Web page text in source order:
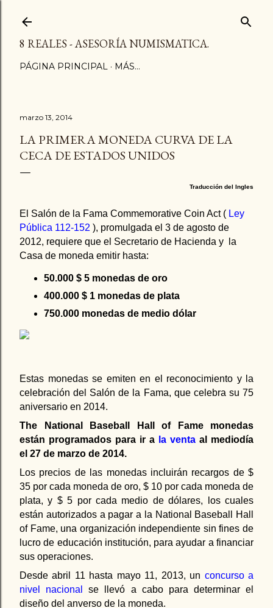
8 REALES - ASESORÍA NUMISMATICA.
PÁGINA PRINCIPAL MÁS…
marzo 13, 2014
LA PRIMERA MONEDA CURVA DE LA
CECA DE ESTADOS UNIDOS
Traducción del Ingles
El Salón de la Fama Commemorative Coin Act ( Ley
Pública 112-152 ), promulgada el 3 de agosto de
2012, requiere que el Secretario de Hacienda y
la
Casa de moneda emitir hasta:
50.000 $ 5 monedas de oro
400.000 $ 1 monedas de plata
750.000 monedas de medio dólar
Estas monedas se emiten en el reconocimiento y la
celebración del Salón de la Fama, que celebra su 75
aniversario en 2014.
The National Baseball Hall of Fame monedas
están programados para ir a la venta al mediodía
el 27 de marzo de 2014.
Los precios de las monedas incluirán recargos de $
35 por cada moneda de oro, $ 10 por cada moneda de
plata, y $ 5 por cada medio de dólares, los cuales
están autorizados a pagar a la National Baseball Hall
of Fame, una organización independiente sin fines de
lucro de educación institución, para ayudar a financiar
sus operaciones.
Desde abril 11 hasta mayo 11, 2013, un concurso a
nivel nacional
se llevó a cabo para determinar el
diseño del anverso de la moneda.